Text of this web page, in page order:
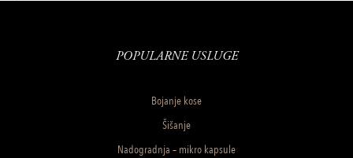
POPULARNE USLUGE
Bojanje kose
Šišanje
Nadogradnja – mikro kapsule